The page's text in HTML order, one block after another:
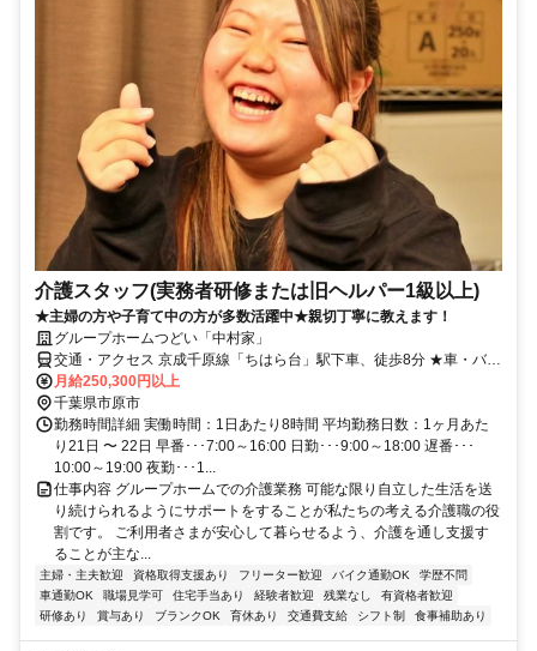
介護スタッフ(実務者研修または旧ヘルパー1級以上)
★主婦の方や子育て中の方が多数活躍中★親切丁寧に教えます！
グループホームつどい「中村家」
交通・アクセス 京成千原線「ちはら台」駅下車、徒歩8分 ★車・バイ
ク・自転車通勤OK（駐車場無料／ガソリン代支給：規定あり）★
月給250,300円以上
千葉県市原市
勤務時間詳細 実働時間：1日あたり8時間 平均勤務日数：1ヶ月あた
り21日 〜 22日 早番･･･7:00～16:00 日勤･･･9:00～18:00 遅番･･･
10:00～19:00 夜勤･･･1...
仕事内容 グループホームでの介護業務 可能な限り自立した生活を送
り続けられるようにサポートをすることが私たちの考える介護職の役
割です。 ご利用者さまが安心して暮らせるよう、介護を通し支援す
ることが主な...
主婦・主夫歓迎 資格取得支援あり フリーター歓迎 バイク通勤OK
学歴不問
車通勤OK
職場見学可 住宅手当あり 経験者歓迎 残業なし
有資格者歓迎
研修あり
賞与あり ブランクOK 育休あり 交通費支給 シフト制 食事補助あり